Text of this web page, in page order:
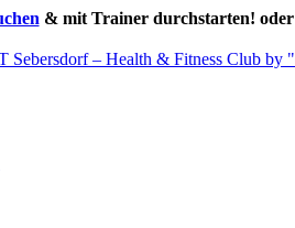
& mit Trainer durchstarten! oder